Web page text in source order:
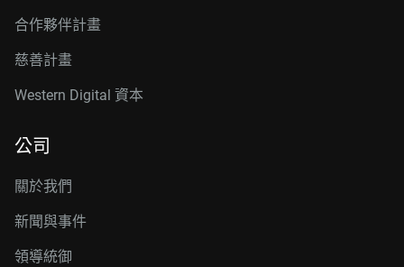
合作夥伴計畫
慈善計畫
Western Digital 資本
公司
關於我們
新聞與事件
領導統御